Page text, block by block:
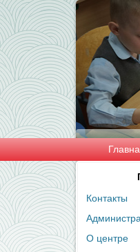
Контакты
О центре